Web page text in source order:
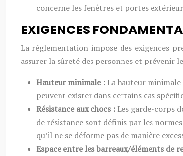
concerne les fenêtres et portes
EXIGENCES
La réglementation impose des exigences
assurer la sûreté des personnes et prévenir
Hauteur minimale : La hauteur
peuvent exister dans certains cas
Résistance aux chocs : Les garde-corps
de résistance sont définis par les
qu’il ne se déforme pas de manière
Espace entre les barreaux/éléments de